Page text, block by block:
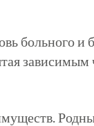
больного